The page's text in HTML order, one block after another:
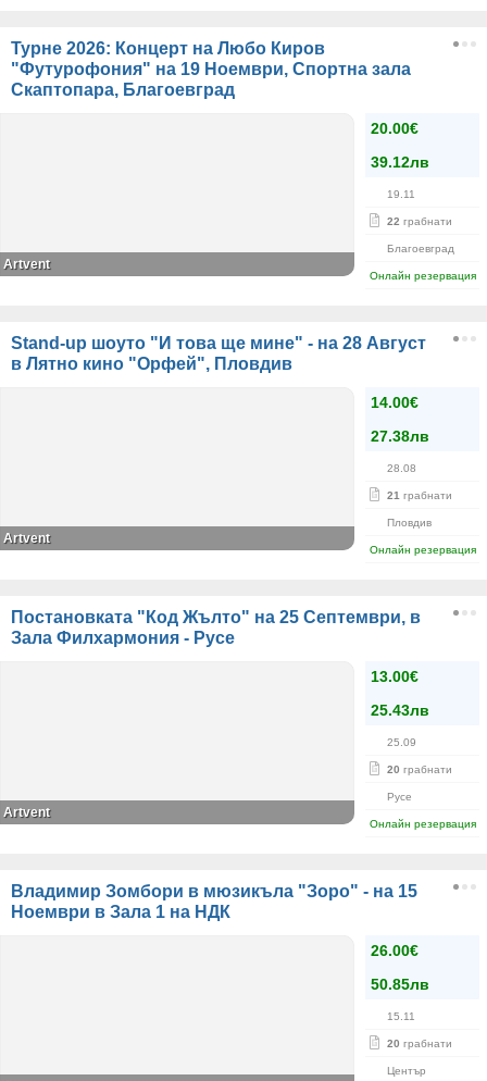
Турне 2026: Концерт на Любо Киров
"Футурофония" на 19 Ноември, Спортна зала
Скаптопара, Благоевград
20.00€
39.12лв
19.11
22 грабнати
Благоевград
Онлайн резервация
Artvent
Stand-up шоуто "И това ще мине" - на 28 Август
в Лятно кино "Орфей", Пловдив
14.00€
27.38лв
28.08
21 грабнати
Пловдив
Онлайн резервация
Artvent
Постановката "Код Жълто" на 25 Септември, в
Зала Филхармония - Русе
13.00€
25.43лв
25.09
20 грабнати
Русе
Онлайн резервация
Artvent
Владимир Зомбори в мюзикъла "Зоро" - на 15
Ноември в Зала 1 на НДК
26.00€
50.85лв
15.11
20 грабнати
Център